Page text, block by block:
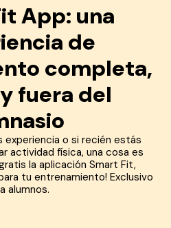
App: una
de
completa,
fuera del
experiencia o si recién estás
actividad física, una cosa es
la aplicación Smart Fit,
tu entrenamiento! Exclusivo
alumnos.